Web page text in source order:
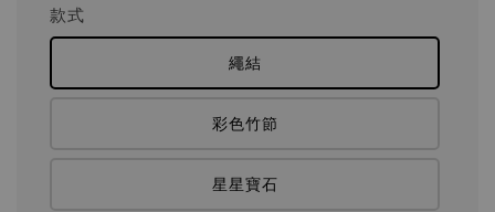
款式
繩結
彩色竹節
星星寶石